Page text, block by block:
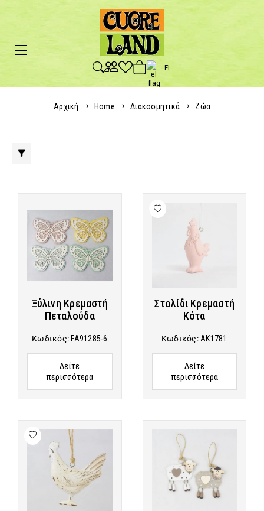
EL
Αρχική Home Διακοσμητικά Ζώα
Ξύλινη Κρεμαστή
Πεταλούδα
Κωδικός:FA91285-6
Δείτε
περισσότερα
Στολίδι Κρεμαστή
Κότα
Κωδικός: AK1781
Δείτε
περισσότερα